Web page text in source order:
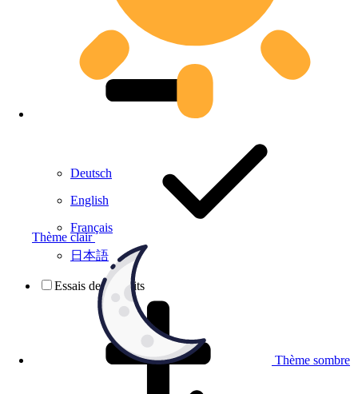
Thème clair
Thème sombre
Deutsch
English
Français
日本語
Essais de produits